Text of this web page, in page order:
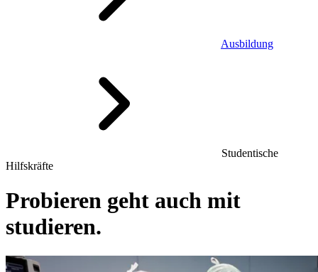
Ausbildung
Studentische
Hilfskräfte
Probieren geht auch mit
studieren.